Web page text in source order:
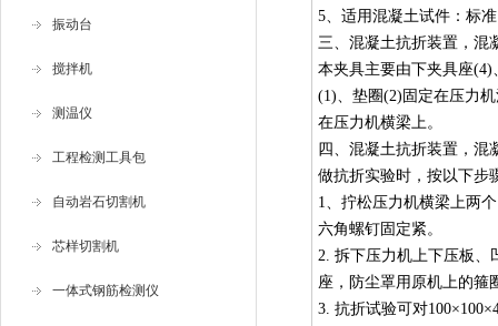
振动台
搅拌机
测温仪
工程检测工具包
自动岩石切割机
芯样切割机
一体式钢筋检测仪
5、适用混凝土试件：标准
三、混凝土抗折装置，混
本夹具主要由下夹具座
(1)、垫圈(2)固定在压力
在压力机横梁上。
四、混凝土抗折装置，混
做抗折实验时，按以下步
1、拧松压力机横梁上两
六角螺钉固定紧。
2. 拆下压力机上下压板、
座，防尘罩用原机上的箍
3. 抗折试验可对